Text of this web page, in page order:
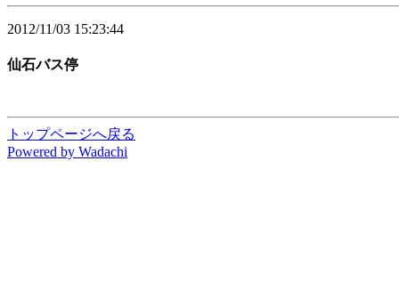
2012/11/03 15:23:44
仙石バス停
トップページへ戻る
Powered by Wadachi